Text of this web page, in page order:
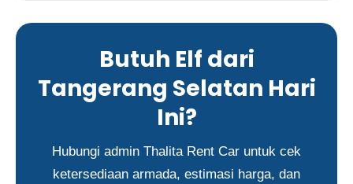
Butuh Elf dari
Tangerang Selatan Hari
Ini?
Hubungi admin Thalita Rent Car untuk cek
ketersediaan armada, estimasi harga, dan